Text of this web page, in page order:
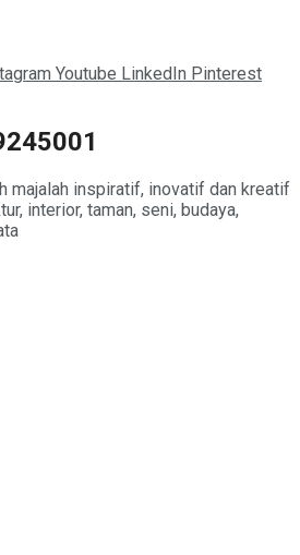
Youtube LinkedIn Pinterest
majalah inspiratif, inovatif dan kreatif
interior, taman, seni, budaya,